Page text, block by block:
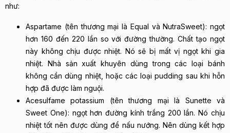
như:
Aspartame (tên thương mại là Equal và NutraSweet): ngọt
hơn 160 đến 220 lần so với đường thường. Chất tạo ngọt
này không chịu được nhiệt. Nó sẽ bị mất vị ngọt khi gia
nhiệt. Nhà sản xuất khuyên dùng trong các loại bánh
không cần dùng nhiệt, hoặc các loại pudding sau khi hỗn
hợp đã được làm nguội.
Acesulfame potassium (tên thương mại là Sunette và
Sweet One): ngọt hơn đường kính trắng 200 lần. Nó chịu
nhiệt tốt nên được dùng để nấu nướng. Nên dùng kết hợp